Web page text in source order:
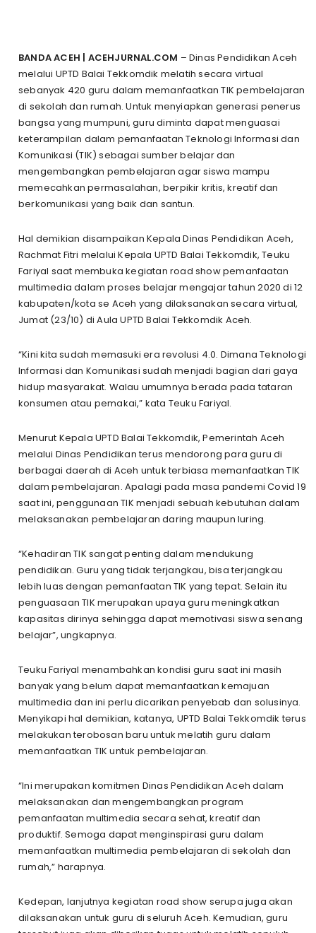
BANDA ACEH | ACEHJURNAL.COM – Dinas Pendidikan Aceh
melalui UPTD Balai Tekkomdik melatih secara virtual
sebanyak 420 guru dalam memanfaatkan TIK pembelajaran
di sekolah dan rumah. Untuk menyiapkan generasi penerus
bangsa yang mumpuni, guru diminta dapat menguasai
keterampilan dalam pemanfaatan Teknologi Informasi dan
Komunikasi (TIK) sebagai sumber belajar dan
mengembangkan pembelajaran agar siswa mampu
memecahkan permasalahan, berpikir kritis, kreatif dan
berkomunikasi yang baik dan santun.
Hal demikian disampaikan Kepala Dinas Pendidikan Aceh,
Rachmat Fitri melalui Kepala UPTD Balai Tekkomdik, Teuku
Fariyal saat membuka kegiatan road show pemanfaatan
multimedia dalam proses belajar mengajar tahun 2020 di 12
kabupaten/kota se Aceh yang dilaksanakan secara virtual,
Jumat (23/10) di Aula UPTD Balai Tekkomdik Aceh.
“Kini kita sudah memasuki era revolusi 4.0. Dimana Teknologi
Informasi dan Komunikasi sudah menjadi bagian dari gaya
hidup masyarakat. Walau umumnya berada pada tataran
konsumen atau pemakai,” kata Teuku Fariyal.
Menurut Kepala UPTD Balai Tekkomdik, Pemerintah Aceh
melalui Dinas Pendidikan terus mendorong para guru di
berbagai daerah di Aceh untuk terbiasa memanfaatkan TIK
dalam pembelajaran. Apalagi pada masa pandemi Covid 19
saat ini, penggunaan TIK menjadi sebuah kebutuhan dalam
melaksanakan pembelajaran daring maupun luring.
“Kehadiran TIK sangat penting dalam mendukung
pendidikan. Guru yang tidak terjangkau, bisa terjangkau
lebih luas dengan pemanfaatan TIK yang tepat. Selain itu
penguasaan TIK merupakan upaya guru meningkatkan
kapasitas dirinya sehingga dapat memotivasi siswa senang
belajar”, ungkapnya.
Teuku Fariyal menambahkan kondisi guru saat ini masih
banyak yang belum dapat memanfaatkan kemajuan
multimedia dan ini perlu dicarikan penyebab dan solusinya.
Menyikapi hal demikian, katanya, UPTD Balai Tekkomdik terus
melakukan terobosan baru untuk melatih guru dalam
memanfaatkan TIK untuk pembelajaran.
“Ini merupakan komitmen Dinas Pendidikan Aceh dalam
melaksanakan dan mengembangkan program
pemanfaatan multimedia secara sehat, kreatif dan
produktif. Semoga dapat menginspirasi guru dalam
memanfaatkan multimedia pembelajaran di sekolah dan
rumah,” harapnya.
Kedepan, lanjutnya kegiatan road show serupa juga akan
dilaksanakan untuk guru di seluruh Aceh. Kemudian, guru